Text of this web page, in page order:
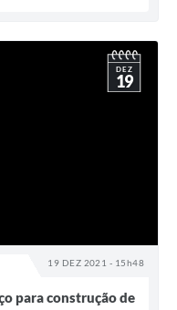
19 DEZ 2021 - 15h48
DEZ
19
para construção de